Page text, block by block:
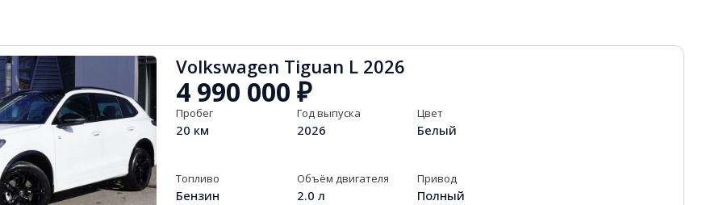
Volkswagen Tiguan L 2026
4 990 000 ₽
Пробег
20 км
Год выпуска
2026
Цвет
Белый
Топливо
Бензин
Объём двигателя
2.0 л
Привод
Полный